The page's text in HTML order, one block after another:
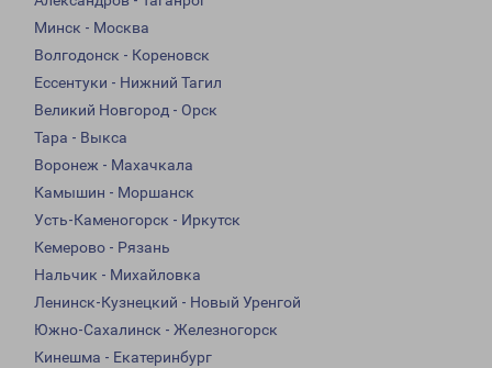
Минск - Москва
Волгодонск - Кореновск
Ессентуки - Нижний Тагил
Великий Новгород - Орск
Тара - Выкса
Воронеж - Махачкала
Камышин - Моршанск
Усть-Каменогорск - Иркутск
Кемерово - Рязань
Нальчик - Михайловка
Ленинск-Кузнецкий - Новый Уренгой
Южно-Сахалинск - Железногорск
Кинешма - Екатеринбург